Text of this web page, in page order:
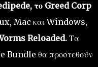
το Greed Corp
Mac και Windows,
Reloaded.Τα
Bundle θα προστεθούν